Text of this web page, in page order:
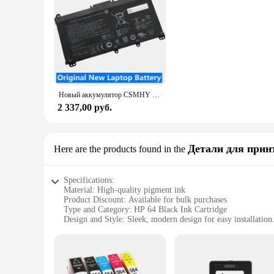
Новый аккумулятор CSMHY HT03XL 11,55 в для ноутбука HP Pavilion 14-CE0025TU 14-CE0034TX 15-CS0037T 250 255 G7 HSTNN-LB8L/LB8M/DB8R
2 337,00 руб.
Here are the products found in the Детали для
Specifications:
Material: High-quality pigment ink
Product Discount: Available for bulk purchases
Type and Category: HP 64 Black Ink Cartridge
Design and Style: Sleek, modern design for easy installation
Features: